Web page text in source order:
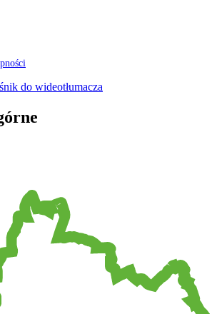
do wideotłumacza